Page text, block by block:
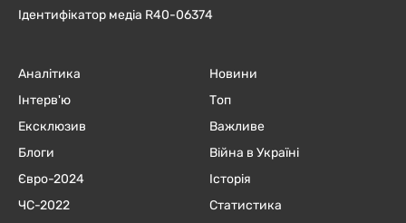
Ідентифікатор медіа R40-06374
Аналітика
Інтерв'ю
Ексклюзив
Блоги
Євро-2024
ЧC-2022
Новини
Топ
Важливе
Війна в Україні
Історія
Статистика